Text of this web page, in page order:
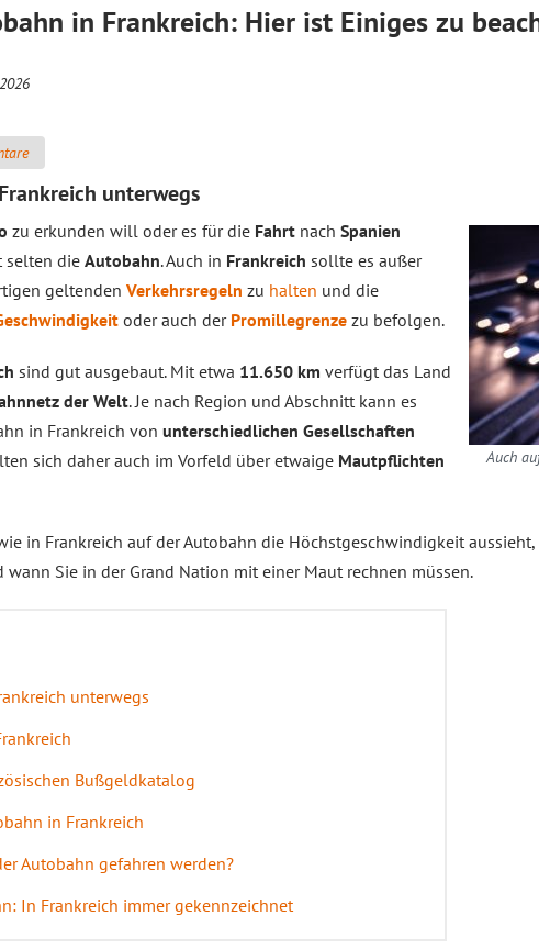
in Frankreich: Hier ist Einiges zu
unterwegs
Auch
zu erkunden will oder es für die Fahrt nach Spanien
selten die Autobahn. Auch in Frankreich sollte es außer
geltenden Verkehrsregeln zu halten und die
oder auch der Promillegrenze zu befolgen.
sind gut ausgebaut. Mit etwa 11.650 km verfügt das Land
der Welt. Je nach Region und Abschnitt kann es
in Frankreich von unterschiedlichen Gesellschaften
sich daher auch im Vorfeld über etwaige Mautpflichten
in Frankreich auf der Autobahn die Höchstgeschwindigkeit
Sie in der Grand Nation mit einer Maut rechnen müssen.
unterwegs
Bußgeldkatalog
in Frankreich
Autobahn gefahren werden?
In Frankreich immer gekennzeichnet